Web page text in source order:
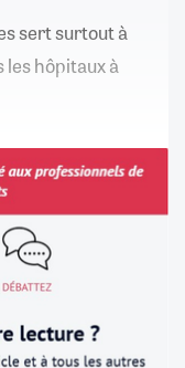
sert surtout à
hôpitaux à